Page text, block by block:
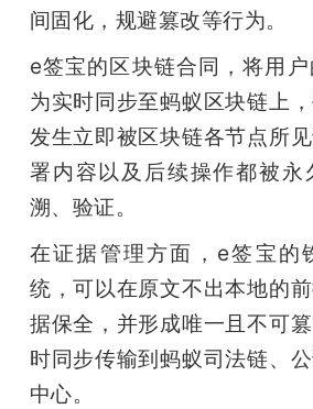
间固化，规避篡改等行为。
e签宝的区块链合同，将用
为实时同步至蚂蚁区块链上
发生立即被区块链各节点所
署内容以及后续操作都被永
溯、验证。
在证据管理方面，e签宝的
统，可以在原文不出本地的
据保全，并形成唯一且不可
时同步传输到蚂蚁司法链、
中心。